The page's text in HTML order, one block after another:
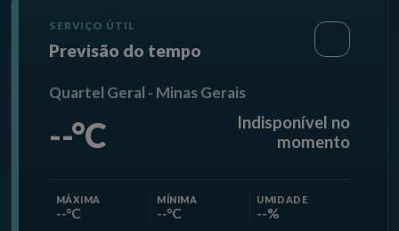
SERVIÇO ÚTIL
Previsão do tempo
Quartel Geral - Minas Gerais
--°C
Indisponível no
momento
MÁXIMA
--°C
MÍNIMA
--°C
UMIDADE
--%